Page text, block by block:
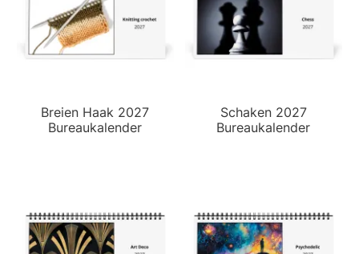
Breien Haak 2027
Bureaukalender
Schaken 2027
Bureaukalender